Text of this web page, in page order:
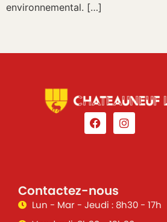
environnemental. […]
Contactez-nous
Lun - Mar - Jeudi : 8h30 - 17h